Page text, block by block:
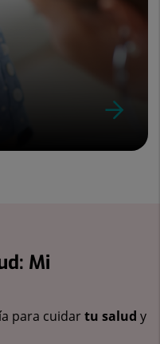
Mi
para cuidartu salud y